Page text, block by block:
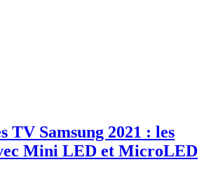
TV Samsung 2021 : les
Mini LED et MicroLED